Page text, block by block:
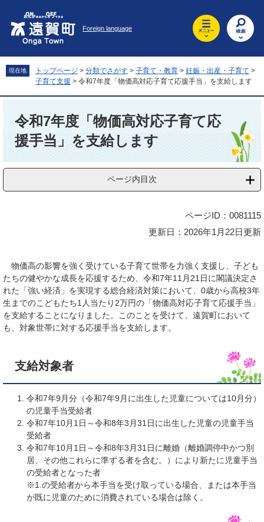
先
頭
を
飛
Foreign language
現在地 トップページ > 分類でさがす > 子育て・教育 > 妊娠・出産・子育て >
子育て支援 > 令和7年度「物価高対応子育て応援手当」を支給します
令和7年度「物価高対応子育て応
援手当」を支給します
ページ内目次
ページID：0081115
更新日：2026年1月22日更新
物価高の影響を強く受けている子育て世帯を力強く支援し、子ども
たちの健やかな成長を応援するため、令和7年11月21日に閣議決定さ
れた「強い経済」を実現する総合経済対策において、0歳から高校3年
生までのこどもたち1人当たり2万円の「物価高対応子育て応援手当」
を支給することになりました。このことを受けて、遠賀町において
も、対象世帯に対する応援手当を支給します。
支給対象者
令和7年9月分（令和7年9月に出生した児童については10月分）
の児童手当受給者
令和7年10月1日～令和8年3月31日に出生した児童の児童手当
受給者
令和7年10月1日～令和8年3月31日に離婚（離婚調停中かつ別
居、その他これらに準ずる者を含む。）により新たに児童手当
の受給者となった者
※1.の受給者から本手当を受け取っている場合、または本手当
が既に児童のために消費されている場合は除く。